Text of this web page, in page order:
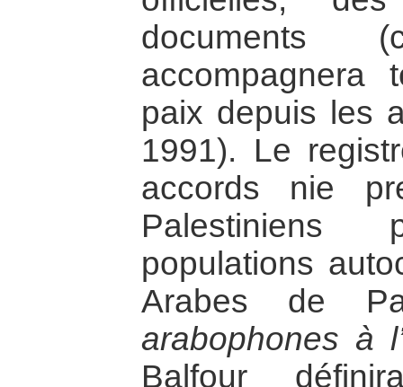
documents
paix depuis les
1991). Le
accords nie
populations
Arabes de
arabophones à
Balfour